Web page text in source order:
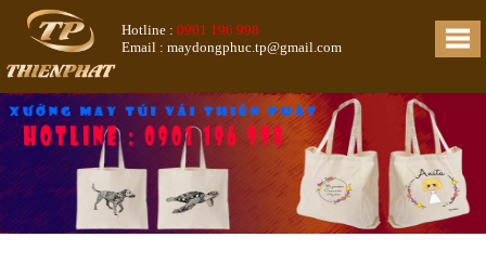
Hotline : 0901 196 998
Email : maydongphuc.tp@gmail.com